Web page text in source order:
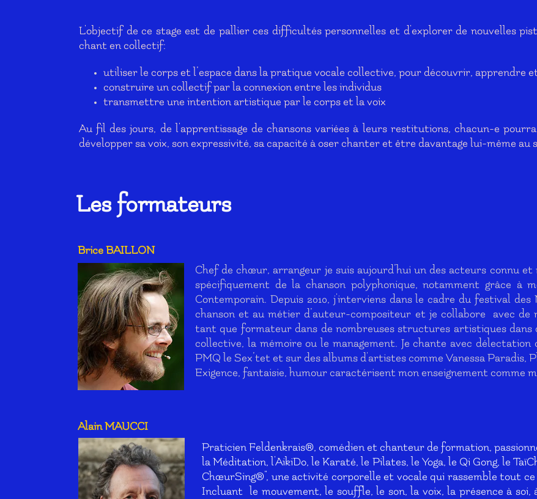
L'objectif de ce stage est de pallier ces difficultés personnelles et d'explorer de nouvelles
chant en collectif:
utiliser le corps et l’espace dans la pratique vocale collective, pour découvrir, apprendre
construire un collectif par la connexion entre les individus
transmettre une intention artistique par le corps et la voix
Au fil des jours, de l'apprentissage de chansons variées à leurs restitutions, chacun-e
développer sa voix, son expressivité, sa capacité à oser chanter et être davantage lui-même au
Les formateurs
Brice BAILLON
Chef de chœur, arrangeur je suis aujourd’hui un des acteurs connu
spécifiquement de la chanson polyphonique, notamment grâce à
Contemporain. Depuis 2010, j'interviens dans le cadre du festival
chanson et au métier d’auteur-compositeur et je collabore avec de
tant que formateur dans de nombreuses structures artistiques dans
collective, la mémoire ou le management. Je chante avec délectation
PMQ le Sex’tet et sur des albums d'artistes comme Vanessa Paradis,
Exigence, fantaisie, humour caractérisent mon enseignement comme
AlainMAUCCI
Praticien Feldenkrais®, comédien et chanteur de formation,
la Méditation, l'AikiDo, le Karaté, le Pilates, le Yoga, le Qi Gong, le
ChœurSing®", une activité corporelle et vocale qui rassemble tout
Incluant le mouvement, le souffle, le son, la voix, la présence à